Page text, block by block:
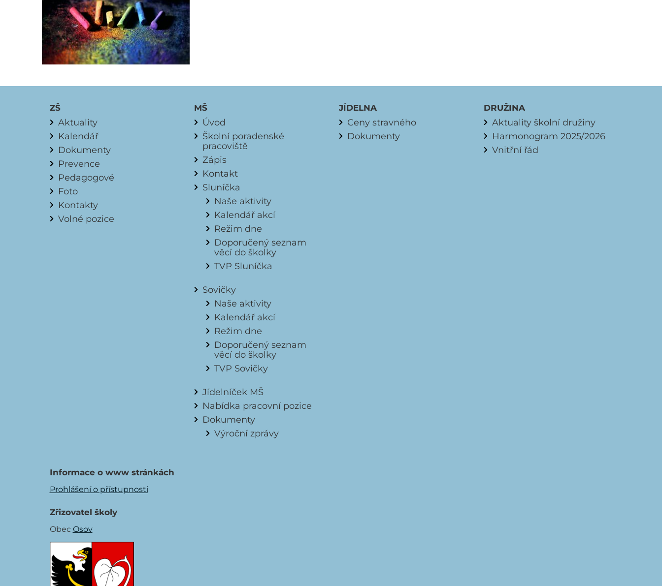
ZŠ
Aktuality
Kalendář
Dokumenty
Prevence
Pedagogové
Foto
Kontakty
Volné pozice
MŠ
Úvod
Školní poradenské
pracoviště
Zápis
Kontakt
Sluníčka
Naše aktivity
Kalendář akcí
Režim dne
Doporučený seznam
věcí do školky
TVP Sluníčka
Sovičky
Naše aktivity
Kalendář akcí
Režim dne
Doporučený seznam
věcí do školky
TVP Sovičky
Jídelníček MŠ
Nabídka pracovní pozice
Dokumenty
Výroční zprávy
JÍDELNA
Ceny stravného
Dokumenty
DRUŽINA
Aktuality školní družiny
Harmonogram 2025/2026
Vnitřní řád
Informace o www stránkách
Prohlášení o přístupnosti
Zřizovatel školy
Obec Osov